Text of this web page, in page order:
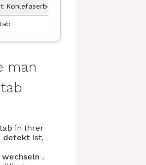
Kohlefaserbeschichtung
man
in Ihrer
defekt ist,
wechseln .